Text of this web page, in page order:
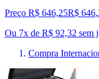
Preço R$ 646,25R$ 646,
Ou 7x de R$ 92,32 sem
Compra